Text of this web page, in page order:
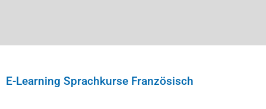
E-Learning Sprachkurse Französisch